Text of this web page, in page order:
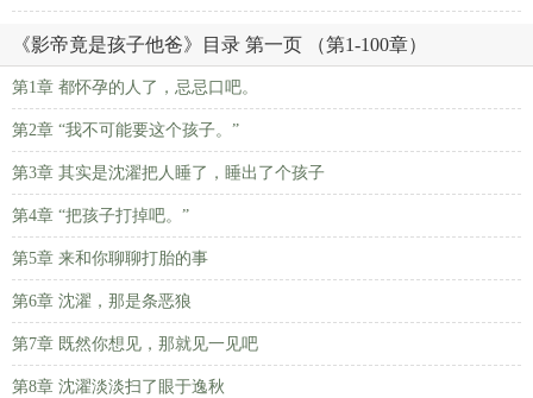
《影帝竟是孩子他爸》目录 第一页 （第1-100章）
第1章 都怀孕的人了，忌忌口吧。
第2章 “我不可能要这个孩子。”
第3章 其实是沈濯把人睡了，睡出了个孩子
第4章 “把孩子打掉吧。”
第5章 来和你聊聊打胎的事
第6章 沈濯，那是条恶狼
第7章 既然你想见，那就见一见吧
第8章 沈濯淡淡扫了眼于逸秋